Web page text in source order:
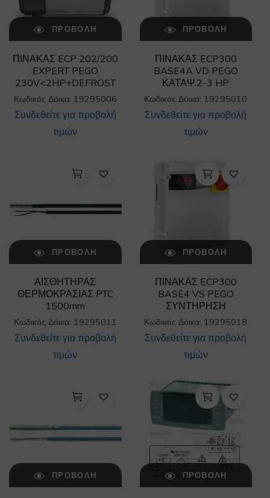
ΠΡΟΒΟΛΉ
ΠΙΝΑΚΑΣ ECP 202/200
EXPERT PEGO
230V<2HP+DEFROST
Κωδικός Δόικα: 19295006
Συνδεθείτε για προβολή
τιμών
ΠΡΟΒΟΛΉ
ΠΙΝΑΚΑΣ ECP300
BASE4A VD PEGO
ΚΑΤΑΨ.2-3 HP
Κωδικός Δόικα: 19295010
Συνδεθείτε για προβολή
τιμών
ΠΡΟΒΟΛΉ
ΑΙΣΘΗΤΗΡΑΣ
ΘΕΡΜΟΚΡΑΣΙΑΣ PTC
1500mm
Κωδικός Δόικα: 19295011
Συνδεθείτε για προβολή
τιμών
ΠΡΟΒΟΛΉ
ΠΙΝΑΚΑΣ ECP300
BASE4 VS PEGO
ΣΥΝΤΗΡΗΣΗ
Κωδικός Δόικα: 19295018
Συνδεθείτε για προβολή
τιμών
ΠΡΟΒΟΛΉ ΠΡΟΒΟΛΉ